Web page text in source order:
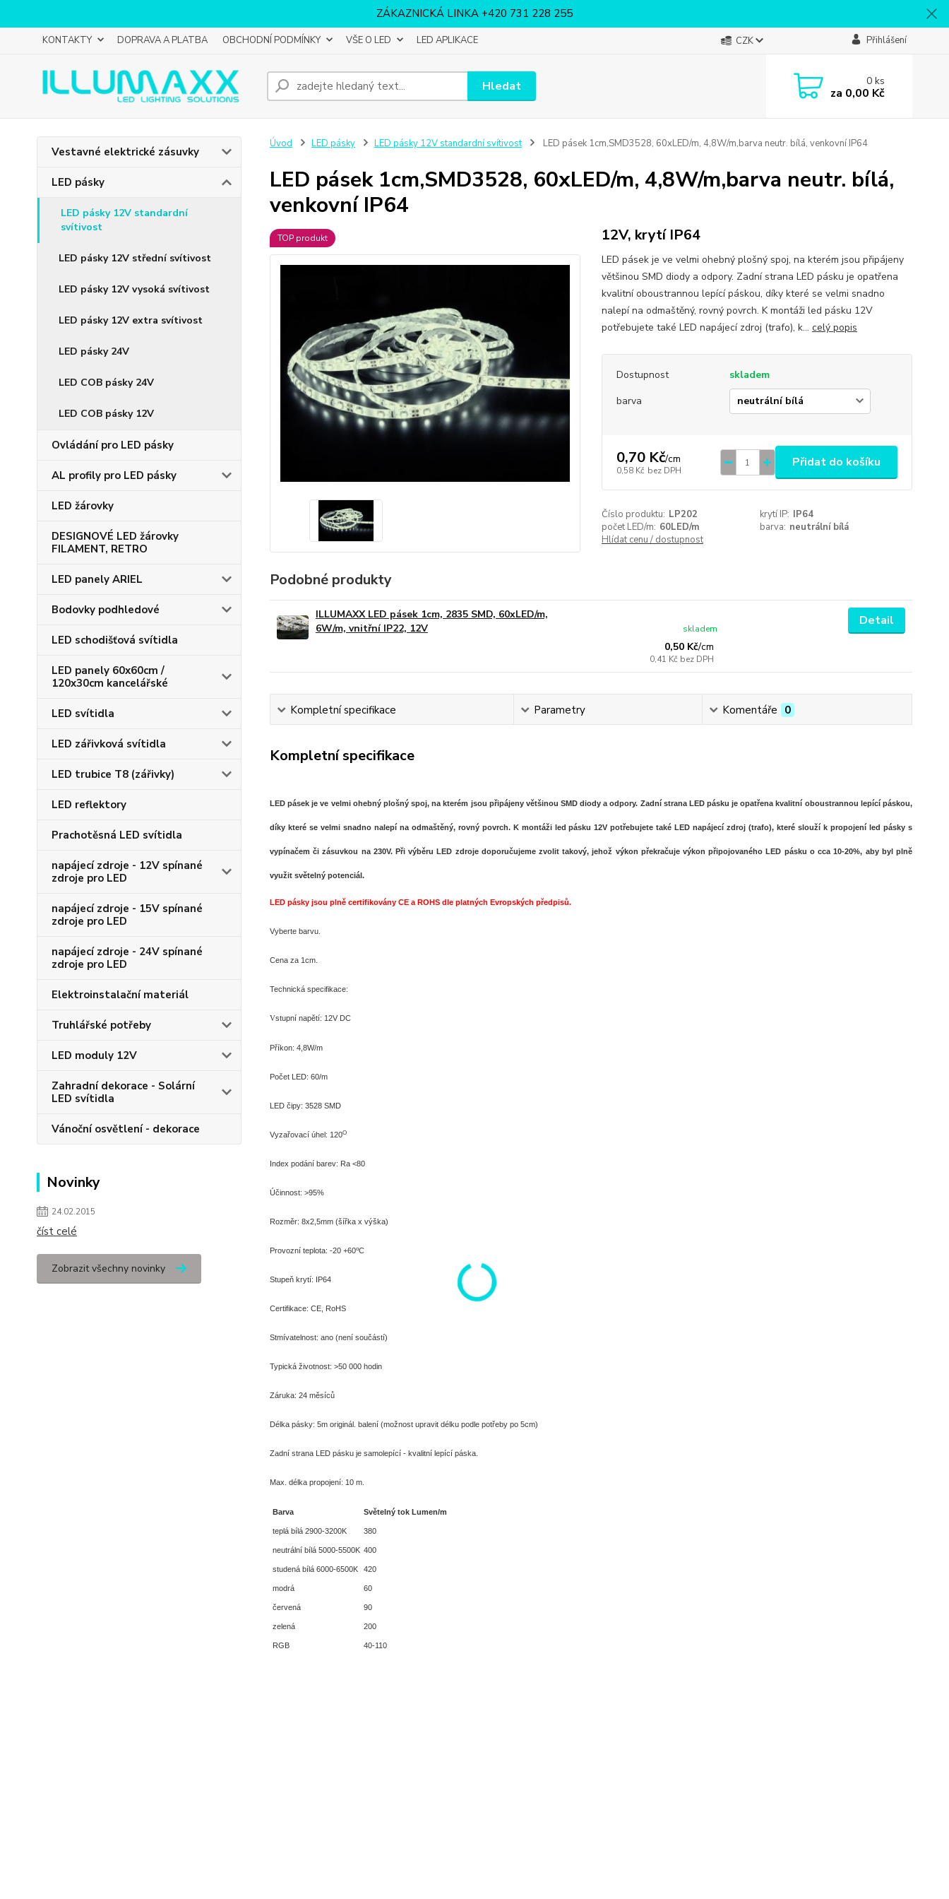
ZÁKAZNICKÁ LINKA +420 731 228 255
KONTAKTY DOPRAVA A PLATBA OBCHODNÍ PODMÍNKY VŠE O LED LED APLIKACE CZK Přihlášení
Hledat 0ks
za 0,00 Kč
Vestavné elektrické zásuvky
LED pásky
LED pásky 12V standardní
svítivost
LED pásky 12V střední svítivost
LED pásky 12V vysoká svítivost
LED pásky 12V extra svítivost
LED pásky 24V
LED COB pásky 24V
LED COB pásky 12V
Ovládání pro LED pásky
AL profily pro LED pásky
LED žárovky
DESIGNOVÉ LED žárovky
FILAMENT, RETRO
LED panely ARIEL
Bodovky podhledové
LED schodišťová svítidla
LED panely 60x60cm /
120x30cm kancelářské
LED svítidla
LED zářivková svítidla
LED trubice T8 (zářivky)
LED reflektory
Prachotěsná LED svítidla
napájecí zdroje - 12V spínané
zdroje pro LED
napájecí zdroje - 15V spínané
zdroje pro LED
napájecí zdroje - 24V spínané
zdroje pro LED
Elektroinstalační materiál
Truhlářské potřeby
LED moduly 12V
Zahradní dekorace - Solární
LED svítidla
Vánoční osvětlení - dekorace
Novinky
24.02.2015
číst celé
Zobrazit všechny novinky
Úvod LED pásky LED pásky 12V standardní svítivost LED pásek 1cm,SMD3528, 60xLED/m, 4,8W/m,barva neutr. bílá, venkovní IP64
LED pásek 1cm,SMD3528, 60xLED/m, 4,8W/m,barva neutr. bílá,
venkovní IP64
TOP produkt 12V, krytí IP64
LED pásek je ve velmi ohebný plošný spoj, na kterém jsou připájeny
většinou SMD diody a odpory. Zadní strana LED pásku je opatřena
kvalitní oboustrannou lepící páskou, díky které se velmi snadno
nalepí na odmaštěný, rovný povrch. K montáži led pásku 12V
potřebujete také LED napájecí zdroj (trafo), k... celý popis
Dostupnost
skladem
barva
0,70 Kč/cm
0,58 Kč bez DPH
Přidat do košíku
Číslo produktu: LP202 krytí IP: IP64
počet LED/m: 60LED/m barva: neutrální bílá
Hlídat cenu / dostupnost
Podobné produkty
ILLUMAXX LED pásek 1cm, 2835 SMD, 60xLED/m,
6W/m, vnitřní IP22, 12V
0,50 Kč/cm
0,41 Kč bez DPH
skladem
Detail
Kompletní specifikace Parametry Komentáře 0
Kompletní specifikace
LED pásek je ve velmi ohebný plošný spoj, na kterém jsou připájeny většinou SMD diody a odpory. Zadní strana LED pásku je opatřena kvalitní oboustrannou lepící páskou,
díky které se velmi snadno nalepí na odmaštěný, rovný povrch. K montáži led pásku 12V potřebujete také LED napájecí zdroj (trafo), které slouží k propojení led pásky s
vypínačem či zásuvkou na 230V. Při výběru LED zdroje doporučujeme zvolit takový, jehož výkon překračuje výkon připojovaného LED pásku o cca 10-20%, aby byl plně
využit světelný potenciál.
LED pásky jsou plně certifikovány CE a ROHS dle platných Evropských předpisů.
Vyberte barvu.
Cena za 1cm.
Technická specifikace:
Vstupní napětí: 12V DC
Příkon: 4,8W/m
Počet LED: 60/m
LED čipy: 3528 SMD
Vyzařovací úhel: 120O
Index podání barev: Ra <80
Účinnost: >95%
Rozměr: 8x2,5mm (šířka x výška)
Provozní teplota: -20 +60oC
Stupeň krytí: IP64
Certifikace: CE, RoHS
Stmívatelnost: ano (není součástí)
Typická životnost: >50 000 hodin
Záruka: 24 měsíců
Délka pásky: 5m originál. balení (možnost upravit délku podle potřeby po 5cm)
Zadní strana LED pásku je samolepící - kvalitní lepící páska.
Max. délka propojení: 10 m.
Barva Světelný tok Lumen/m
teplá bílá 2900-3200K 380
neutrální bílá 5000-5500K 400
studená bílá 6000-6500K 420
modrá 60
červená 90
zelená 200
RGB 40-110